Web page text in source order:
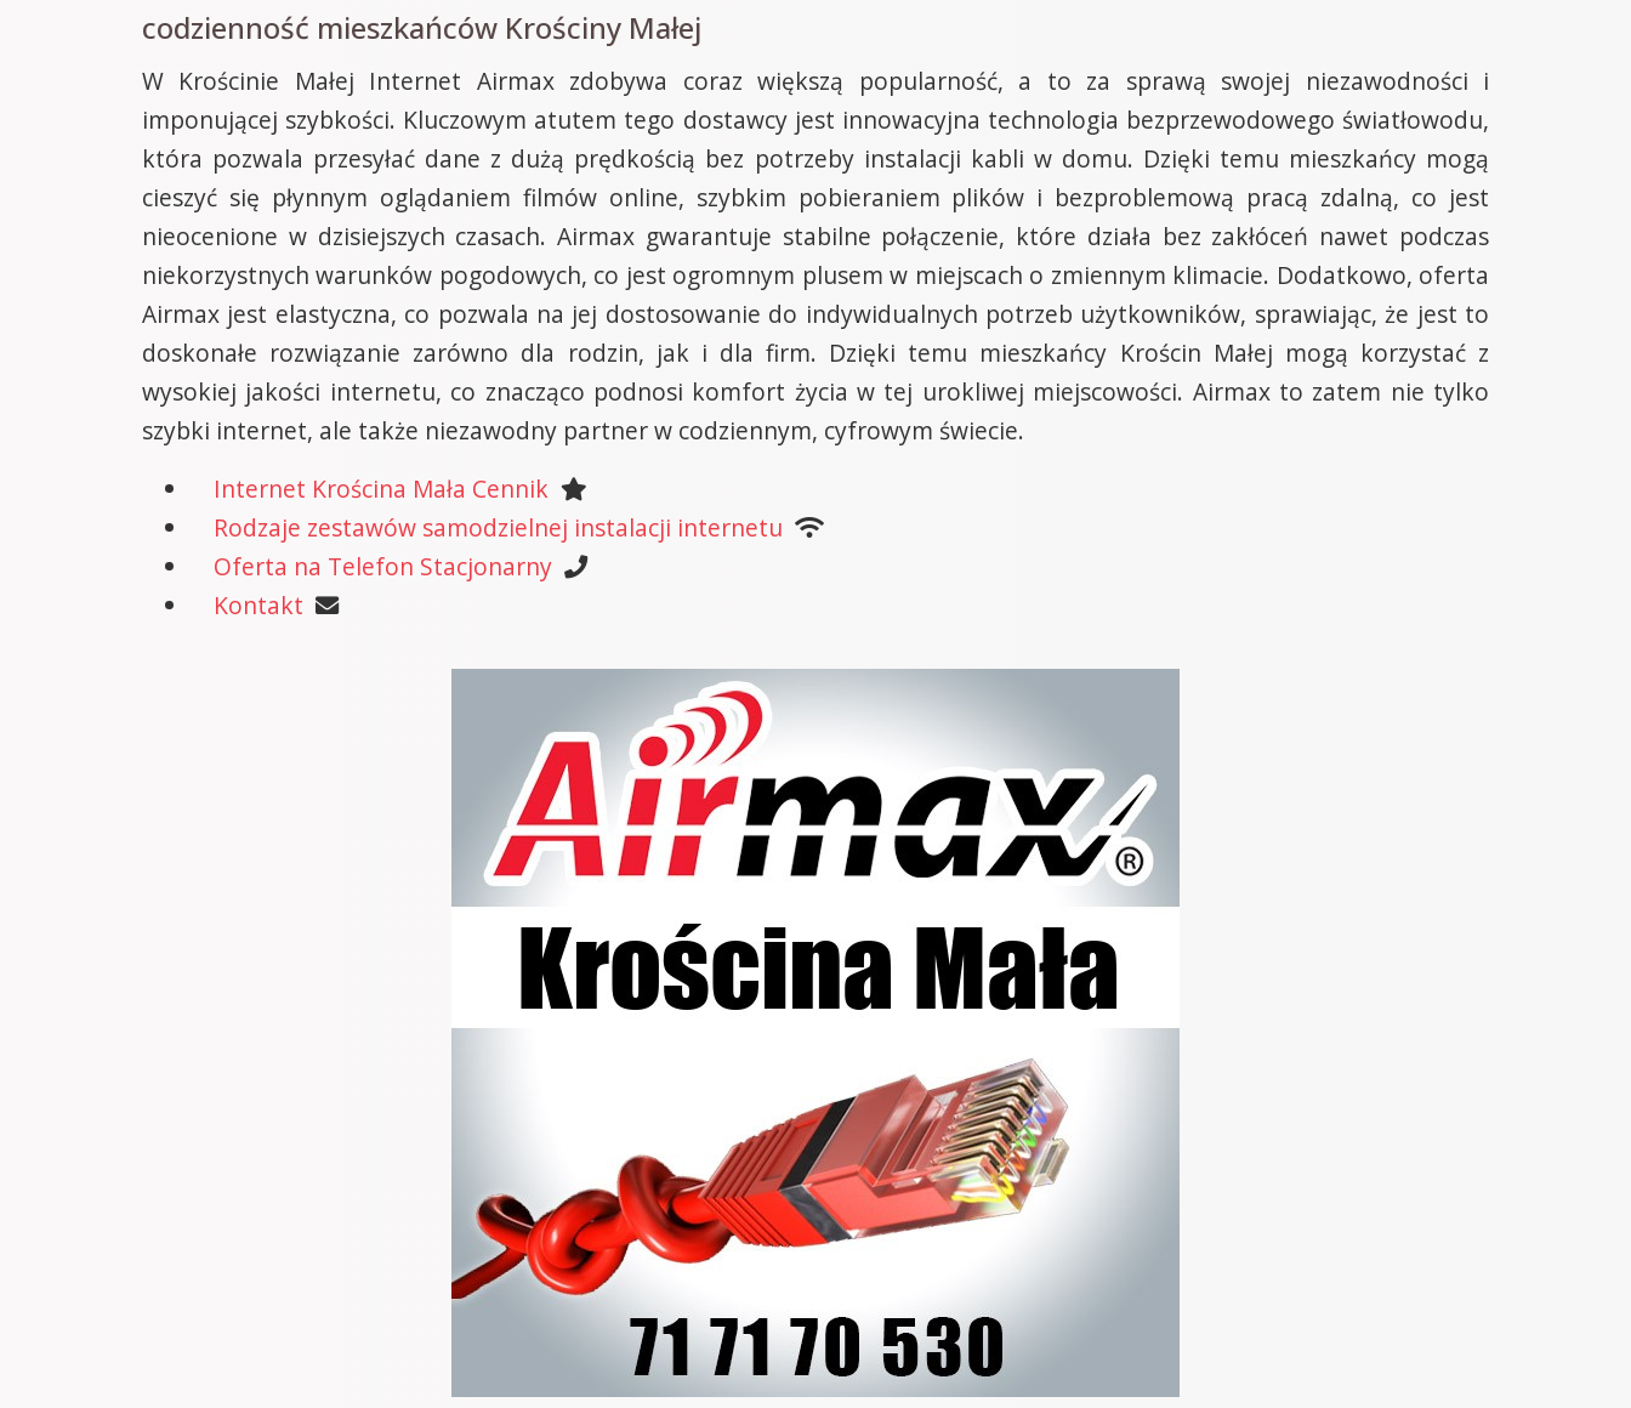
codzienność mieszkańców Krościny Małej
W Krościnie Małej Internet Airmax zdobywa coraz większą popularność, a to za sprawą swojej niezawodności i
imponującej szybkości. Kluczowym atutem tego dostawcy jest innowacyjna technologia bezprzewodowego światłowodu,
która pozwala przesyłać dane z dużą prędkością bez potrzeby instalacji kabli w domu. Dzięki temu mieszkańcy mogą
cieszyć się płynnym oglądaniem filmów online, szybkim pobieraniem plików i bezproblemową pracą zdalną, co jest
nieocenione w dzisiejszych czasach. Airmax gwarantuje stabilne połączenie, które działa bez zakłóceń nawet podczas
niekorzystnych warunków pogodowych, co jest ogromnym plusem w miejscach o zmiennym klimacie. Dodatkowo, oferta
Airmax jest elastyczna, co pozwala na jej dostosowanie do indywidualnych potrzeb użytkowników, sprawiając, że jest to
doskonałe rozwiązanie zarówno dla rodzin, jak i dla firm. Dzięki temu mieszkańcy Krościn Małej mogą korzystać z
wysokiej jakości internetu, co znacząco podnosi komfort życia w tej urokliwej miejscowości. Airmax to zatem nie tylko
szybki internet, ale także niezawodny partner w codziennym, cyfrowym świecie.
Internet Krościna Mała Cennik
Rodzaje zestawów samodzielnej instalacji internetu
Oferta na Telefon Stacjonarny
Kontakt